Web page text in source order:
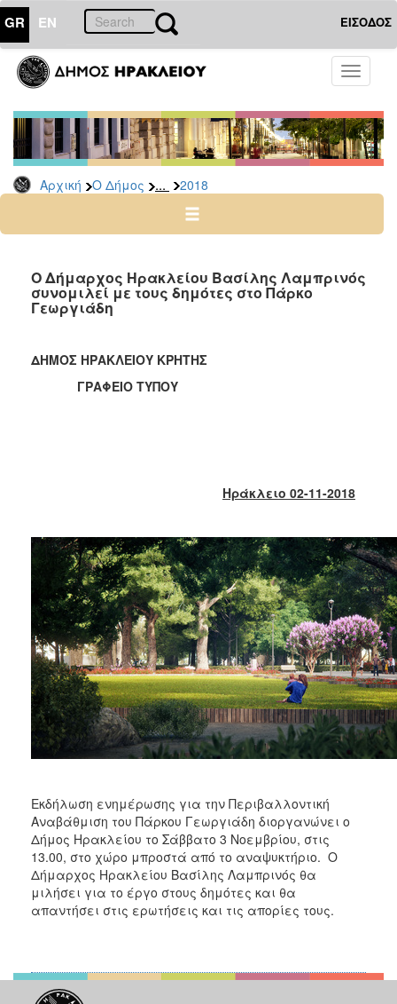
GR EN ΕΙΣΟΔΟΣ
Toggle
Αρχική Ο Δήμος ... 2018
ΔΗΜΟΣ
Δελτία
Τύπου
Αρχείο
2026
2024
2022
2021
2012
2011
2010
2006
ΤΟΠΟΣ
ΑΝΘΕΚΤΙΚΗ
ΠΟΛΗ
O Δήμαρχος Ηρακλείου Βασίλης Λαμπρινός
συνομιλεί με τους δημότες στο Πάρκο
Γεωργιάδη
ΔΗΜΟΣ ΗΡΑΚΛΕΙΟΥ ΚΡΗΤΗΣ
ΓΡΑΦΕΙΟ ΤΥΠΟΥ
Ηράκλειο 02-11-2018
Εκδήλωση ενημέρωσης για την Περιβαλλοντική
Αναβάθμιση του Πάρκου Γεωργιάδη διοργανώνει ο
Δήμος Ηρακλείου το Σάββατο 3 Νοεμβρίου, στις
13.00, στο χώρο μπροστά από το αναψυκτήριο. Ο
Δήμαρχος Ηρακλείου Βασίλης Λαμπρινός θα
μιλήσει για το έργο στους δημότες και θα
απαντήσει στις ερωτήσεις και τις απορίες τους.